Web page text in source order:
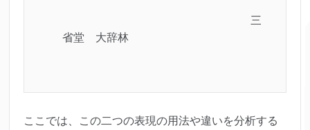
三
省堂 大辞林
ここでは、この二つの表現の用法や違いを分析する